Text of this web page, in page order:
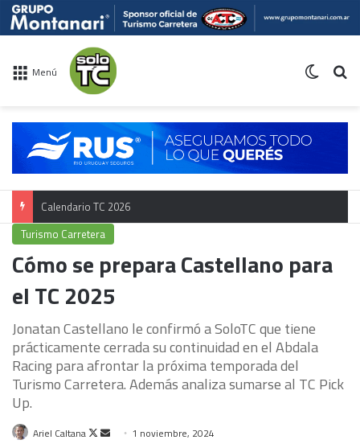
Menú
Calendario TC 2026
Turismo Carretera
Cómo se prepara Castellano para
el TC 2025
Jonatan Castellano le confirmó a SoloTC que tiene
prácticamente cerrada su continuidad en el Abdala
Racing para afrontar la próxima temporada del
Turismo Carretera. Además analiza sumarse al TC Pick
Up.
Ariel Caltana
Follow
Send 1 noviembre, 2024